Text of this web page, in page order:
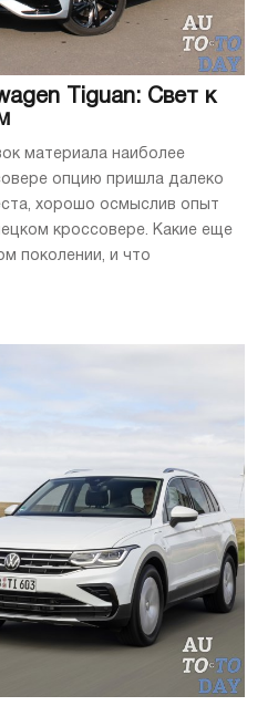
Tiguan: Свет к
материала наиболее
опцию пришла далеко
хорошо осмыслив опыт
кроссовере. Какие еще
поколении, и что